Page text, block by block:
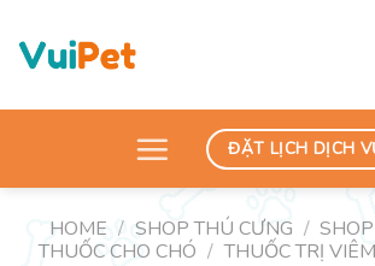
content
ĐẶT LỊCH DỊCH
HOME / SHOP THÚ CƯNG /
THUỐC CHO CHÓ / THUỐC TRỊ